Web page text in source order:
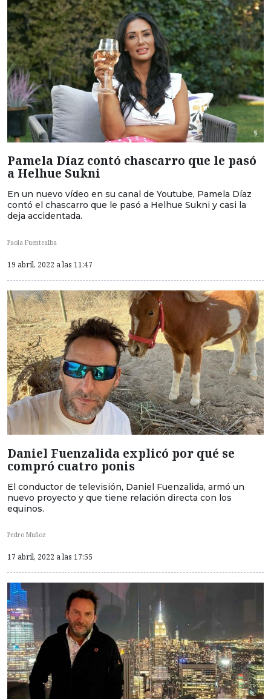
Pamela Díaz contó chascarro que le pasó
a Helhue Sukni
En un nuevo vídeo en su canal de Youtube, Pamela Díaz
contó el chascarro que le pasó a Helhue Sukni y casi la
deja accidentada.
Paola Fuentealba
19 abril, 2022 a las 11:47
Daniel Fuenzalida explicó por qué se
compró cuatro ponis
El conductor de televisión, Daniel Fuenzalida, armó un
nuevo proyecto y que tiene relación directa con los
equinos.
Pedro Muñoz
17 abril, 2022 a las 17:55